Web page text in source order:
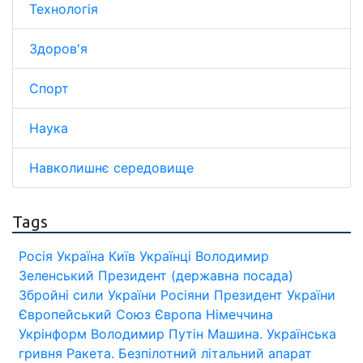
Технологія
Здоров'я
Спорт
Наука
Навколишнє середовище
Tags
Росія Україна Київ Українці Володимир
Зеленський Президент (державна посада)
Збройні сили України Росіяни Президент України
Європейський Союз Європа Німеччина
Укрінформ Володимир Путін Машина. Українська
гривня Ракета. Безпілотний літальний апарат